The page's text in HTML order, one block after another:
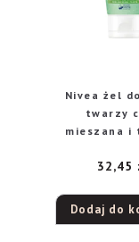
Nivea żel
twarzy
mieszana i
32,45
Dodaj do